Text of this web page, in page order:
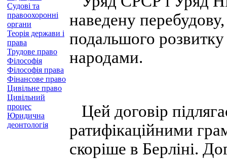
Судові та
правоохоронні
органи
Теорія держави і
права
Трудове право
Філософія
Філософія права
Фінансове право
Цивільне право
Цивільний
процес
Юридична
деонтологія
наведену
подальшого
народами.
Цей договір
ратифікаційними
скоріше в Берліні.